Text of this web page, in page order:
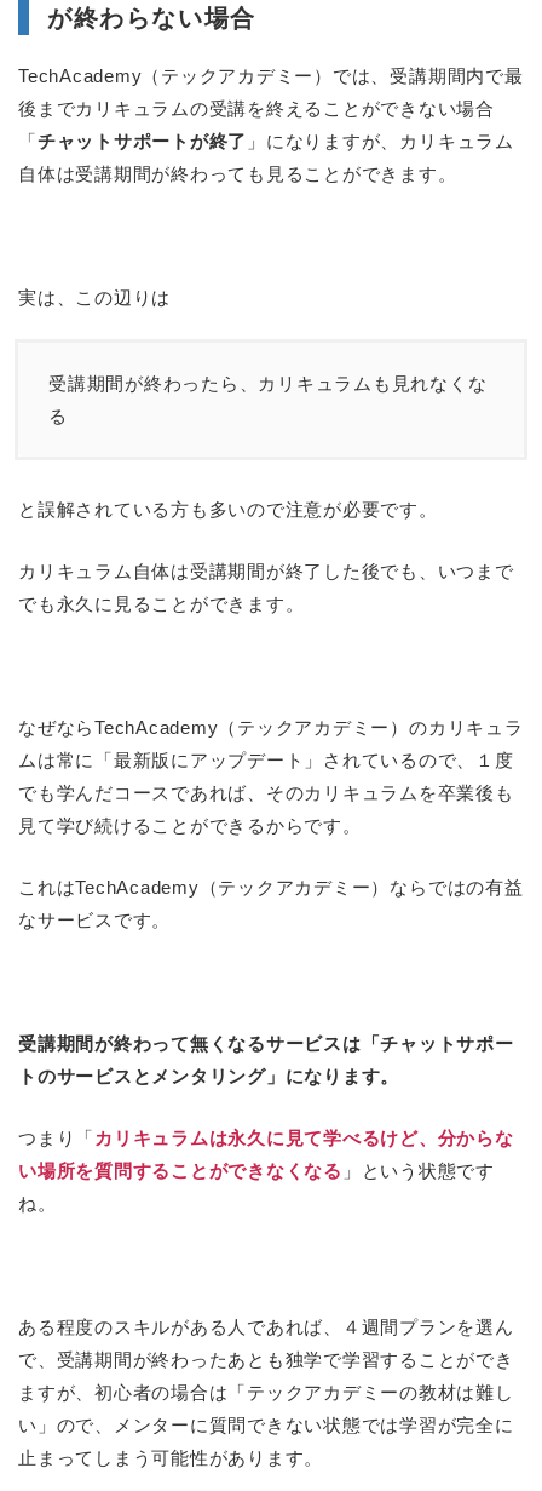
が終わらない場合
TechAcademy（テックアカデミー）では、受講期間内で最
後までカリキュラムの受講を終えることができない場合
「チャットサポートが終了 」になりますが、カリキュラム
自体は受講期間が終わっても見ることができます。
実は、この辺りは
受講期間が終わったら、カリキュラムも見れなくな
る
と誤解されている方も多いので注意が必要です。
カリキュラム自体は受講期間が終了した後でも、いつまで
でも永久に見ることができます。
なぜならTechAcademy（テックアカデミー）のカリキュラ
ムは常に「最新版にアップデート」されているので、１度
でも学んだコースであれば、そのカリキュラムを卒業後も
見て学び続けることができるからです。
これはTechAcademy（テックアカデミー）ならではの有益
なサービスです。
受講期間が終わって無くなるサービスは「チャットサポー
トのサービスとメンタリング」になります。
つまり「 カリキュラムは永久に見て学べるけど、分からな
い場所を質問することができなくなる 」という状態です
ね。
ある程度のスキルがある人であれば、４週間プランを選ん
で、受講期間が終わったあとも独学で学習することができ
ますが、初心者の場合は「テックアカデミーの教材は難し
い」ので、メンターに質問できない状態では学習が完全に
止まってしまう可能性があります。